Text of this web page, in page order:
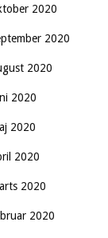
2020
2020
2020
2020
2020
2020
2020
2020